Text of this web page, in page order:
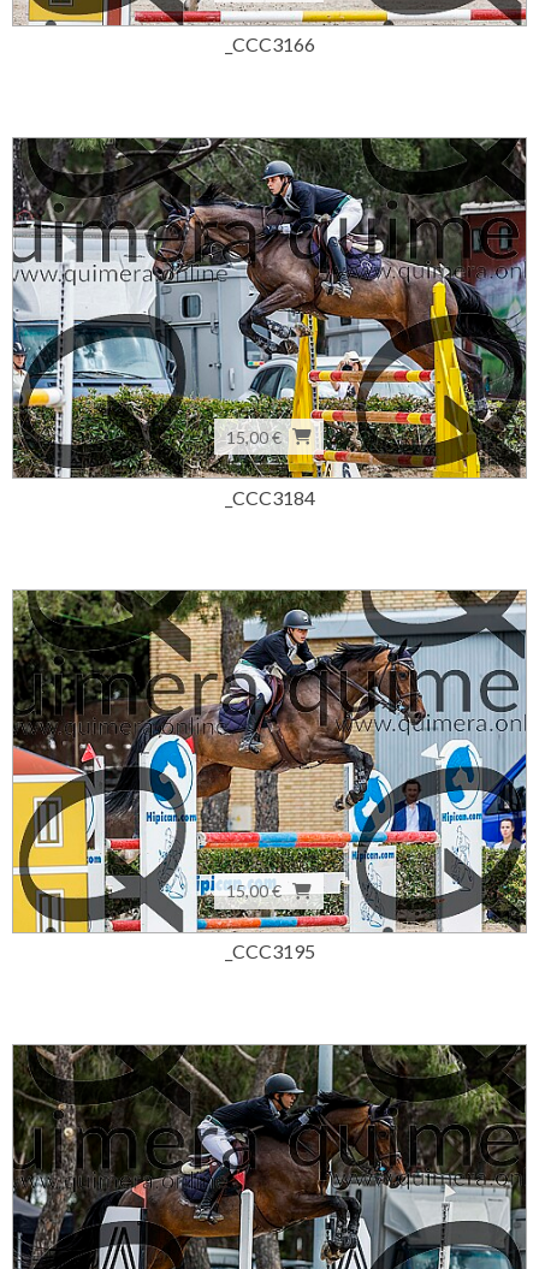
_CCC3166
15,00 €
_CCC3184
15,00 €
_CCC3195